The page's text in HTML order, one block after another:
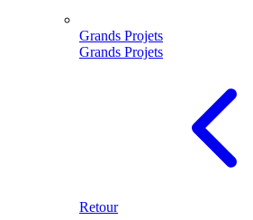
Grands Projets
Grands Projets
Retour